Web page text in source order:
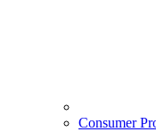
Consumer